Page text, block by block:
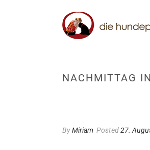
NACHMITTAG
ByMiriam Posted27.